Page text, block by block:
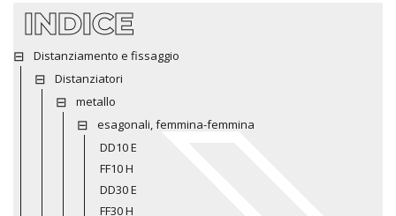
INDICE
Distanziamento e fissaggio
Distanziatori
metallo
esagonali, femmina-femmina
DD10 E
FF10 H
DD30 E
FF30 H